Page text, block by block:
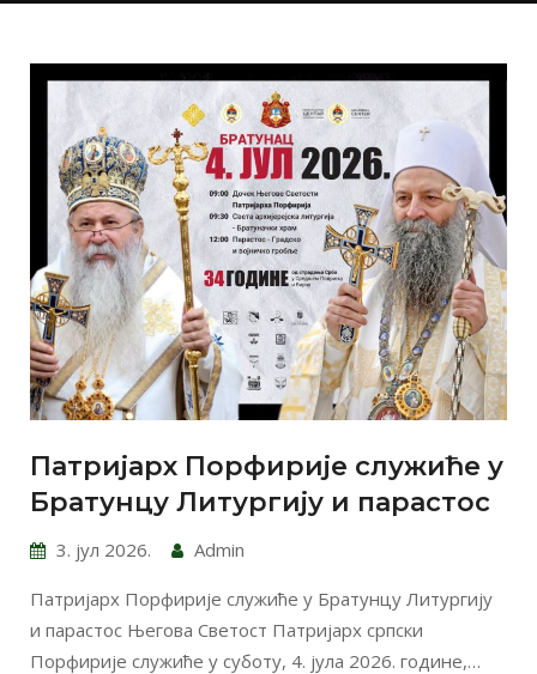
Патријарх Порфирије служиће у
Братунцу Литургију и парастос
3. јул 2026. Admin
Патријарх Порфирије служиће у Братунцу Литургију
и парастос Његова Светост Патријарх српски
Порфирије служиће у суботу, 4. јула 2026. године,…